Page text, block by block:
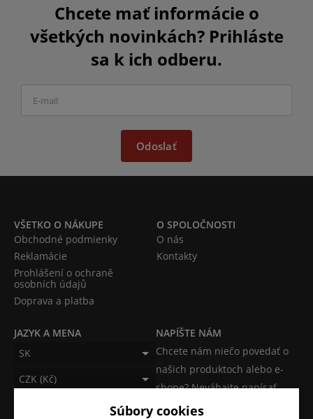
Chcete mať informácie o
všetkých novinkách? Prihláste
sa k ich odberu.
Odoslať
VŠETKO O NÁKUPE
Obchodné podmienky
Reklamácie
Prohlášení o ochraně
osobních údajů
Doprava a platba
O SPOLOČNOSTI
O nás
Kontakty
JAZYK A MENA
SK
CZK (Kč)
NAPÍŠTE NÁM
Chcete nám niečo povedať o
našich produktoch alebo e-
shope? Neváhajte napísať.
Chcem napísať správu
Súbory cookies